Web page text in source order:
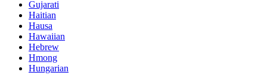
Gujarati
Haitian
Hausa
Hawaiian
Hebrew
Hmong
Hungarian